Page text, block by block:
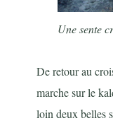
Une sente
De retour au
marche sur le
loin deux belles